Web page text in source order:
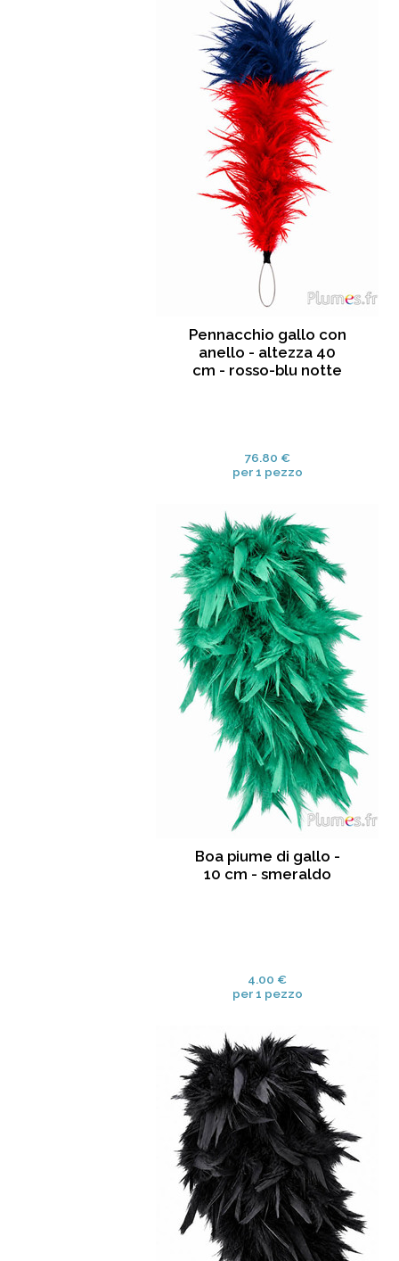
Pennacchio gallo con
anello - altezza 40
cm - rosso-blu notte
76.80 €
per 1 pezzo
Boa piume di gallo -
10 cm - smeraldo
4.00 €
per 1 pezzo